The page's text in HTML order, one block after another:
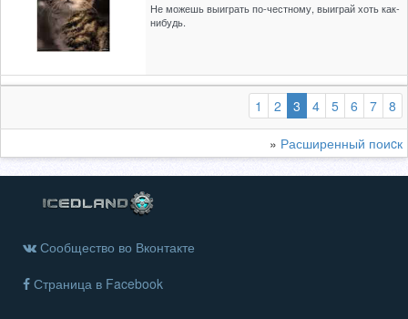
Не можешь выиграть по-честному, выиграй хоть как-
нибудь.
1 2 3 (выбранная)
4 5 6 7 8
» Расширенный поиcк
Сообщество во Вконтакте
Страница в Facebook